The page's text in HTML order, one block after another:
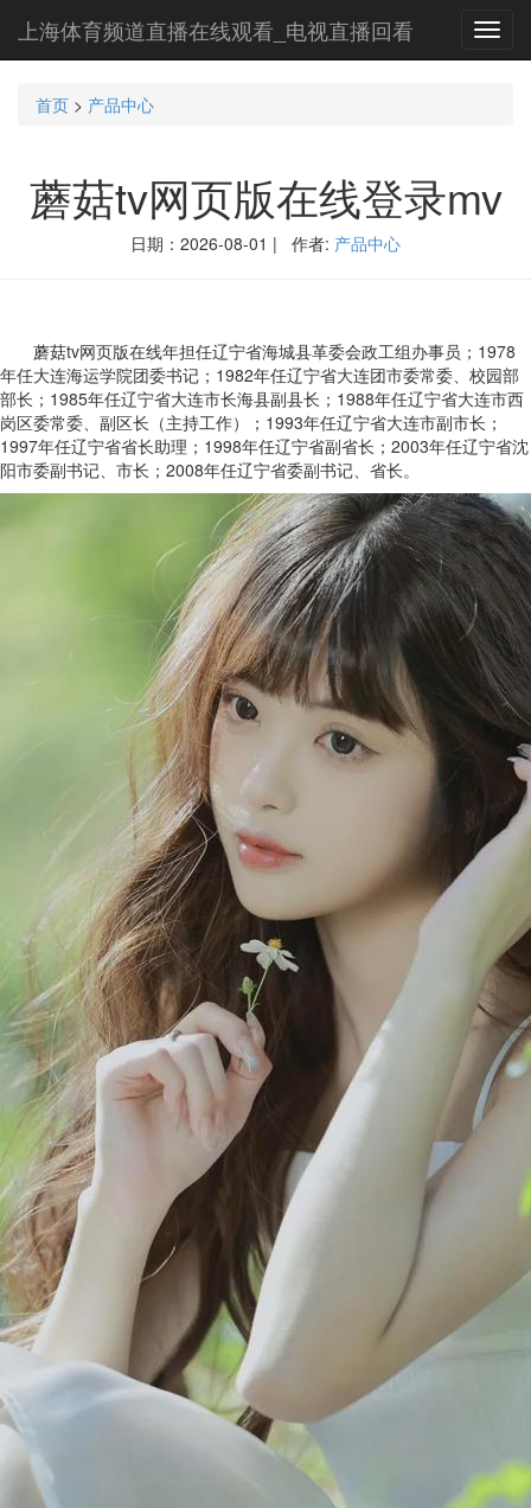
上海体育频道直播在线观看_电视直播回看
首页 > 产品中心
蘑菇tv网页版在线登录mv
日期：2026-08-01 | 作者: 产品中心
蘑菇tv网页版在线年担任辽宁省海城县革委会政工组办事员；1978
年任大连海运学院团委书记；1982年任辽宁省大连团市委常委、校园部
部长；1985年任辽宁省大连市长海县副县长；1988年任辽宁省大连市西
岗区委常委、副区长（主持工作）；1993年任辽宁省大连市副市长；
1997年任辽宁省省长助理；1998年任辽宁省副省长；2003年任辽宁省沈
阳市委副书记、市长；2008年任辽宁省委副书记、省长。